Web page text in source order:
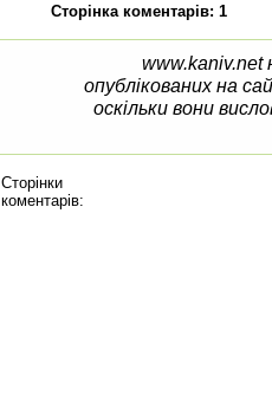
Сторінка коментарів: 1
www.kaniv.net
опублікованих на
оскільки вони
Сторінки
коментарів: